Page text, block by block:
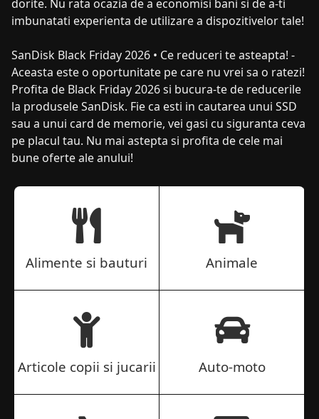
dorite. Nu rata ocazia de a economisi bani si de a-ti
imbunatati experienta de utilizare a dispozitivelor tale!
SanDisk Black Friday 2026 • Ce reduceri te asteapta! -
Aceasta este o oportunitate pe care nu vrei sa o ratezi!
Profita de Black Friday 2026 si bucura-te de reducerile
la produsele SanDisk. Fie ca esti in cautarea unui SSD
sau a unui card de memorie, vei gasi cu siguranta ceva
pe placul tau. Nu mai astepta si profita de cele mai
bune oferte ale anului!
Alimente si bauturi Animale
Articole copii si jucarii Auto-moto